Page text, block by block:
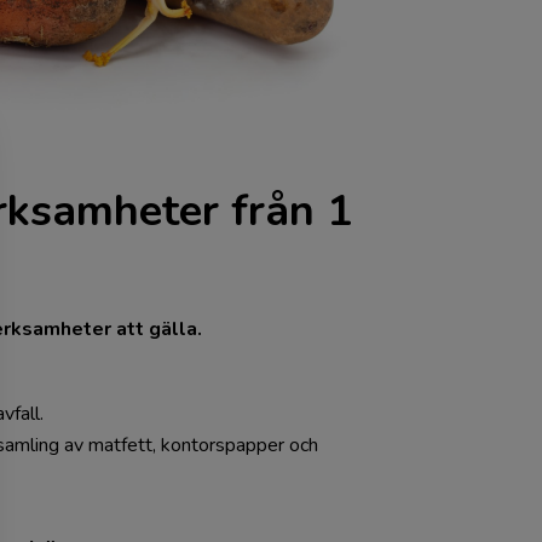
från 1
att gälla.
av matfett, kontorspapper och